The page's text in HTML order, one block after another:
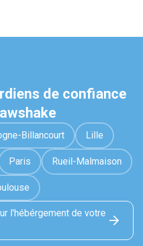
de confiance
Billancourt Lille
Paris Rueil-Malmaison
l'hébérgement de votre